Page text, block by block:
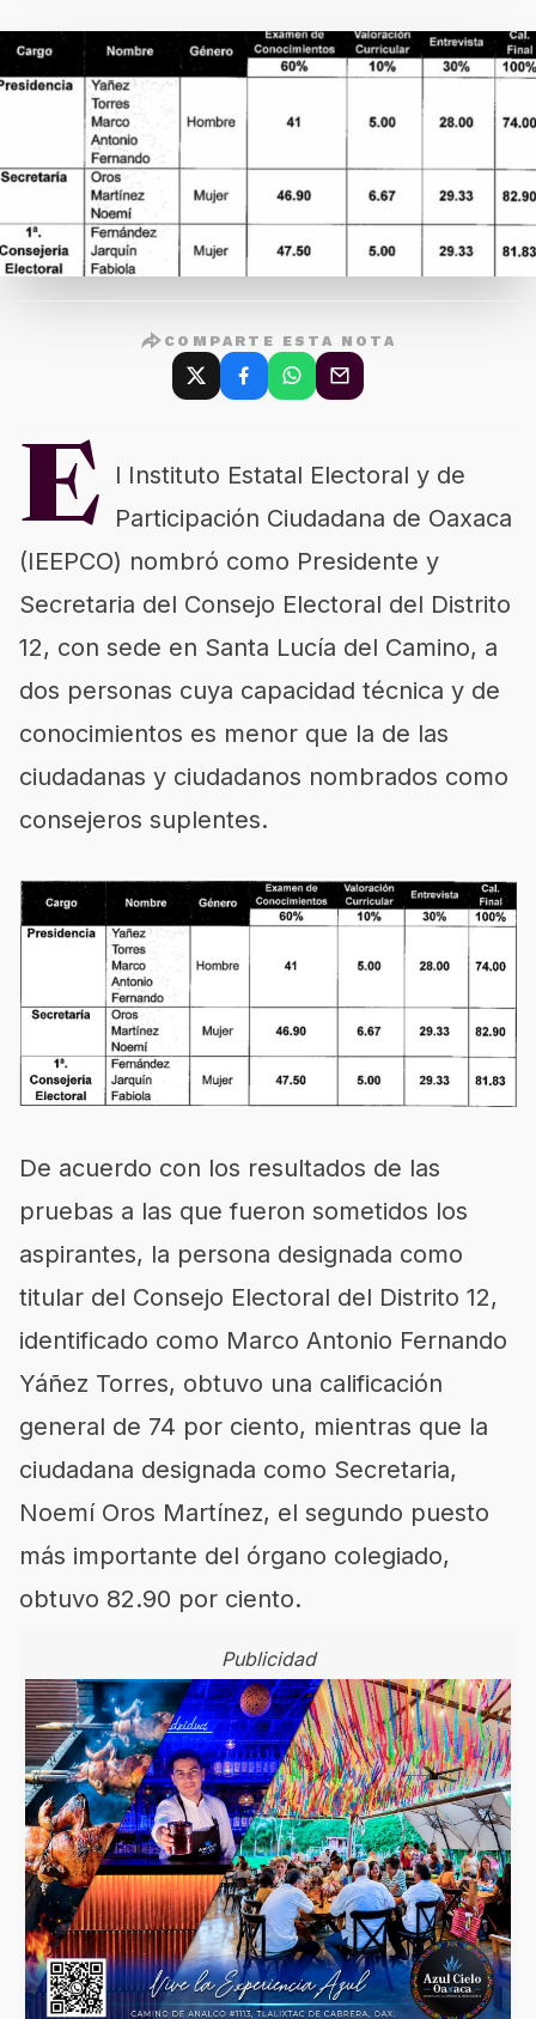
COMPARTE ESTA NOTA
E
l Instituto Estatal Electoral y de
Participación Ciudadana de Oaxaca
(IEEPCO) nombró como Presidente y
Secretaria del Consejo Electoral del Distrito
12, con sede en Santa Lucía del Camino, a
dos personas cuya capacidad técnica y de
conocimientos es menor que la de las
ciudadanas y ciudadanos nombrados como
consejeros suplentes.
De acuerdo con los resultados de las
pruebas a las que fueron sometidos los
aspirantes, la persona designada como
titular del Consejo Electoral del Distrito 12,
identificado como Marco Antonio Fernando
Yáñez Torres, obtuvo una calificación
general de 74 por ciento, mientras que la
ciudadana designada como Secretaria,
Noemí Oros Martínez, el segundo puesto
más importante del órgano colegiado,
obtuvo 82.90 por ciento.
Publicidad